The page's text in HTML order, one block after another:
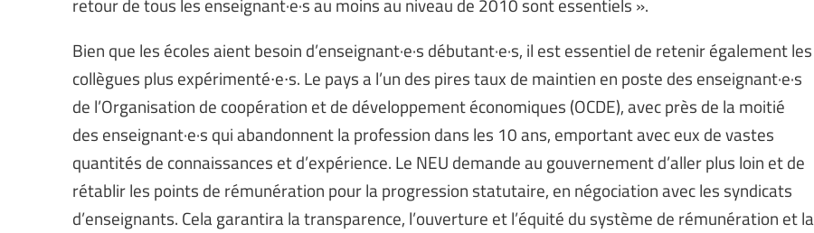
Bien que les écoles aient besoin d’enseignant·e·s débutant·e·s, il est essentiel de retenir également les
collègues plus expérimenté∙e∙s. Le pays a l’un des pires taux de maintien en poste des enseignant·e·s
de l’Organisation de coopération et de développement économiques (OCDE), avec près de la moitié
des enseignant·e·s qui abandonnent la profession dans les 10 ans, emportant avec eux de vastes
quantités de connaissances et d’expérience. Le NEU demande au gouvernement d’aller plus loin et de
rétablir les points de rémunération pour la progression statutaire, en négociation avec les syndicats
d’enseignants. Cela garantira la transparence, l’ouverture et l’équité du système de rémunération et la